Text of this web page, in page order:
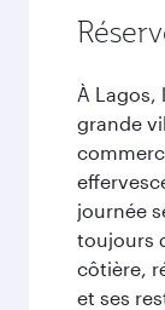
À Lagos,
grande
journée
toujours
côtière,
et ses